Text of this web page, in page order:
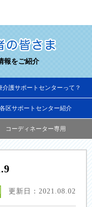
報をご紹介
介護サポートセンターって？
各区サポートセンター紹介
コーディネーター専用
更新日：2021.08.02